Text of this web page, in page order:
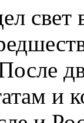
свет
и